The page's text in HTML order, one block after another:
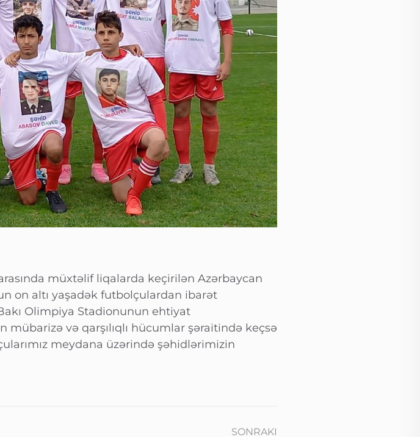
müxtəlif liqalarda keçirilən Azərbaycan
on altı yaşadək futbolçulardan ibarət
Olimpiya Stadionunun ehtiyat
və qarşılıqlı hücumlar şəraitində keçsə
meydana üzərində şəhidlərimizin
SONRAKI